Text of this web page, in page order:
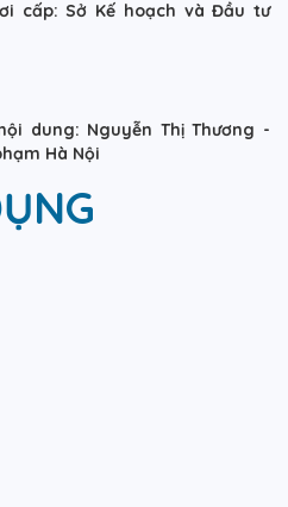
cấp: Sở Kế hoạch và Đầu tư
dung: Nguyễn Thị Thương -
Hà Nội